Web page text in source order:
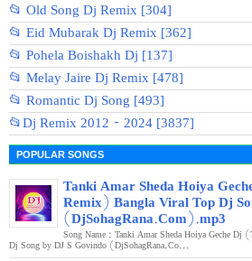
📂 Old Song Dj Remix [304]
📂 Eid Mubarak Dj Remix [362]
📂 Pohela Boishakh Dj [137]
📂 Melay Jaire Dj Remix [478]
📂 Romantic Dj Song [493]
📂Dj Remix 2012 - 2024 [3837]
POPULAR SONGS
Tanki Amar Sheda Hoiya
Remix) Bangla Viral Top Dj
(DjSohagRana.Com).mp3
Song Name : Tanki Amar Sheda Hoiya Geche Dj
Dj Song by DJ S Govindo (DjSohagRana.Co...